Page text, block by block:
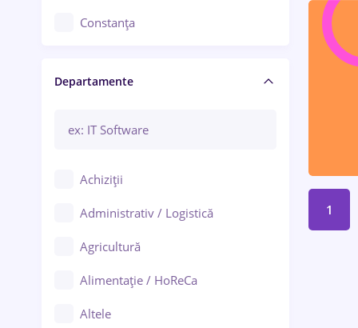
Constanța
Brașov
Bacău
Galați (Galați)
Ploiești
Departamente
Achiziții
Administrativ / Logistică
Agricultură
Alimentație / HoReCa
Altele
1